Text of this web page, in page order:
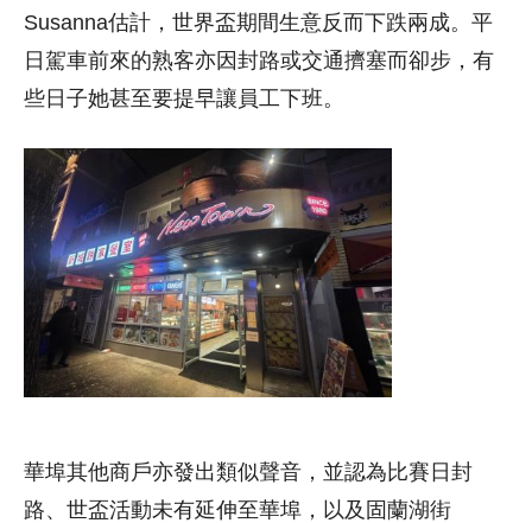
Susanna估計，世界盃期間生意反而下跌兩成。平
日駕車前來的熟客亦因封路或交通擠塞而卻步，有
些日子她甚至要提早讓員工下班。
華埠其他商戶亦發出類似聲音，並認為比賽日封
路、世盃活動未有延伸至華埠，以及固蘭湖街